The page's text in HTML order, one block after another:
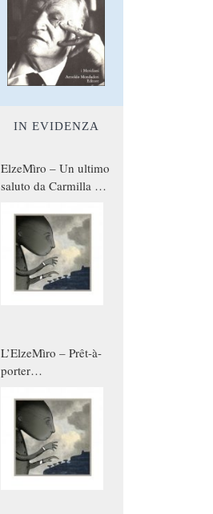
IN EVIDENZA
ElzeMìro – Un ultimo
saluto da Carmilla a
qualche modo sono
donne
L’ElzeMìro – Prêt-à-
porter